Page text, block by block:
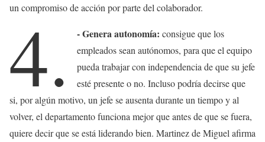
un compromiso de acción por parte del colaborador.
4. - Genera autonomía: consigue que los
empleados sean autónomos, para que el equipo
pueda trabajar con independencia de que su jefe
esté presente o no. Incluso podría decirse que
si, por algún motivo, un jefe se ausenta durante un tiempo y al
volver, el departamento funciona mejor que antes de que se fuera,
quiere decir que se está liderando bien. Martinez de Miguel afirma